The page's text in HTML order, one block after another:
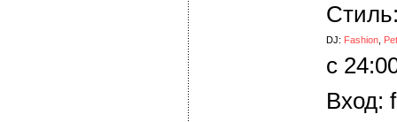
DJ: Fashion
c
Вход: